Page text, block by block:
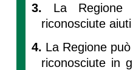
3. La Regione
riconosciute
4. La Regione
riconosciute in